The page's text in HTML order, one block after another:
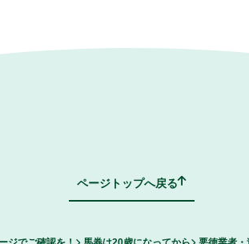
ページトップへ戻る